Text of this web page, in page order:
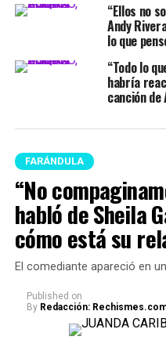
“Ellos no
Andy
lo que
“Todo lo
habría
canción de
FARÁNDULA
“No
habló de Sheila
cómo está su
El comediante apareció en
Published on
By Redacción: